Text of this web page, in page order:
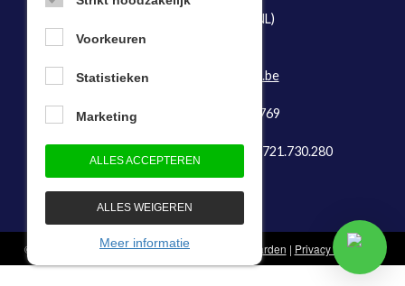
2974 LH Brandwijk (NL)
E-mail: info@bevazet.be
KvK-nummer: 23048769
Btw-identificatienummer: BE 0721.730.280
© 1983 - 2026 - Bevazet B.V.Algemene voorwaarden | Privacy statement
Voorkeuren
Statistieken
Marketing
ALLES ACCEPTEREN
ALLES WEIGEREN
Meer informatie